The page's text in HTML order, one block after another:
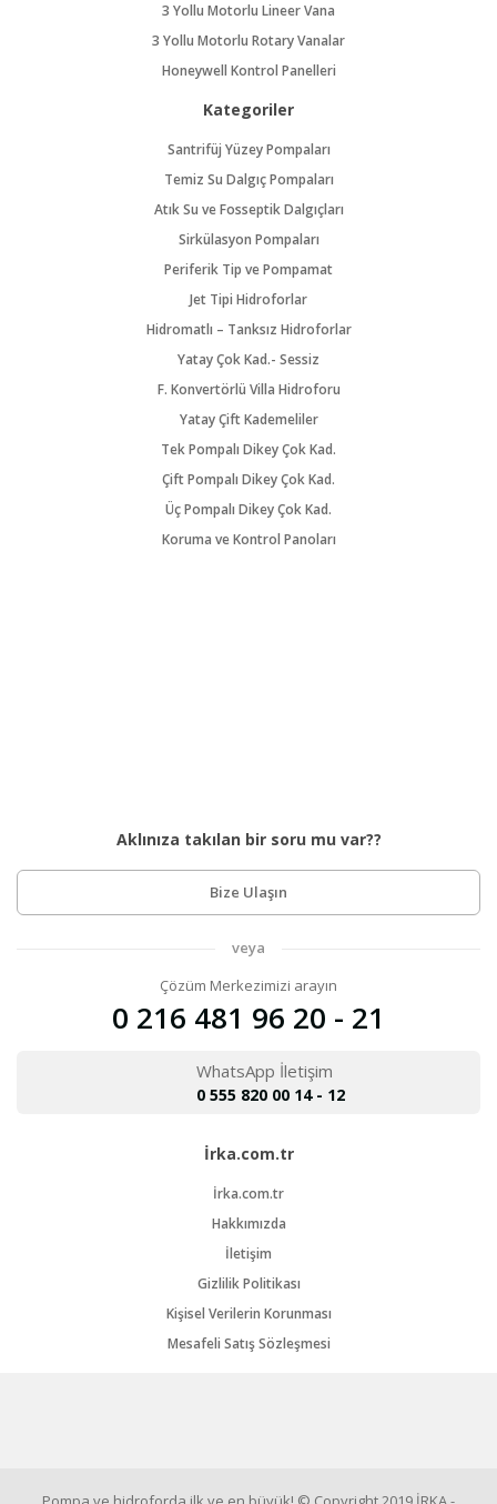
3 Yollu Motorlu Lineer Vana
3 Yollu Motorlu Rotary Vanalar
Honeywell Kontrol Panelleri
Kategoriler
Santrifüj Yüzey Pompaları
Temiz Su Dalgıç Pompaları
Atık Su ve Fosseptik Dalgıçları
Sirkülasyon Pompaları
Periferik Tip ve Pompamat
Jet Tipi Hidroforlar
Hidromatlı – Tanksız Hidroforlar
Yatay Çok Kad.- Sessiz
F. Konvertörlü Villa Hidroforu
Yatay Çift Kademeliler
Tek Pompalı Dikey Çok Kad.
Çift Pompalı Dikey Çok Kad.
Üç Pompalı Dikey Çok Kad.
Koruma ve Kontrol Panoları
Aklınıza takılan bir soru mu var??
Bize Ulaşın
veya
Çözüm Merkezimizi arayın
0 216 481 96 20 - 21
WhatsApp İletişim
0 555 820 00 14 - 12
İrka.com.tr
İrka.com.tr
Hakkımızda
İletişim
Gizlilik Politikası
Kişisel Verilerin Korunması
Mesafeli Satış Sözleşmesi